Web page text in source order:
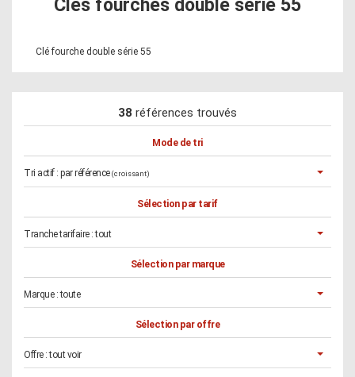
Clés fourches double série 55
Clé fourche double série 55
38 références trouvés
Mode de tri
Tri actif : par référence (croissant)
Sélection par tarif
Tranche tarifaire :tout
Sélection par marque
Marque :toute
Sélection par offre
Offre :tout voir